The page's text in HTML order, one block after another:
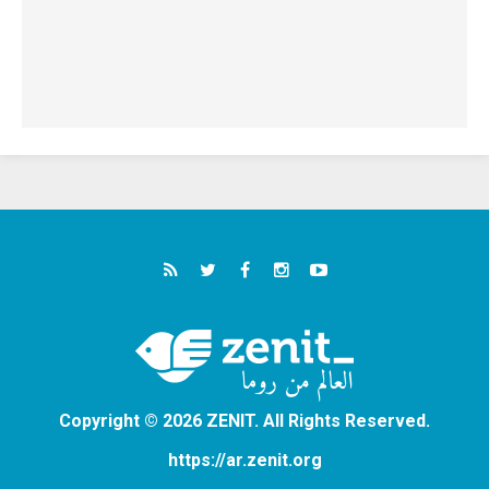
Copyright © 2026 ZENIT. All Rights Reserved.
https://ar.zenit.org